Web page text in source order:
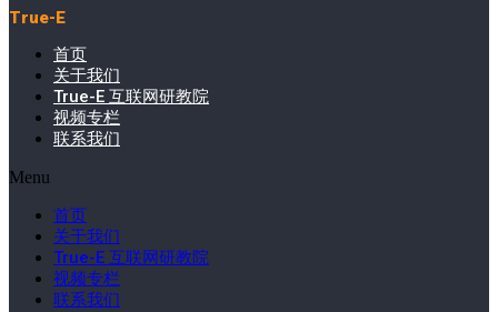
True-E
首页
关于我们
True-E 互联网研教院
视频专栏
联系我们
Menu
首页
关于我们
True-E 互联网研教院
视频专栏
联系我们